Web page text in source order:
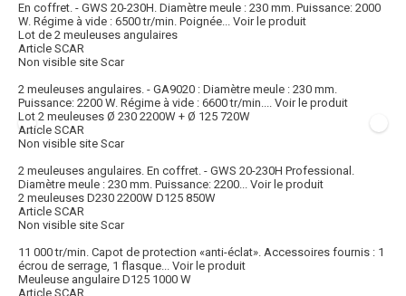
En coffret. - GWS 20-230H. Diamètre meule : 230 mm. Puissance: 2000
W. Régime à vide : 6500 tr/min. Poignée... Voir le produit
Lot de 2 meuleuses angulaires
Article SCAR
Non visible site Scar
2 meuleuses angulaires. - GA9020 : Diamètre meule : 230 mm.
Puissance: 2200 W. Régime à vide : 6600 tr/min.... Voir le produit
Lot 2 meuleuses Ø 230 2200W + Ø 125 720W
Article SCAR
Non visible site Scar
2 meuleuses angulaires. En coffret. - GWS 20-230H Professional.
Diamètre meule : 230 mm. Puissance: 2200... Voir le produit
2 meuleuses D230 2200W D125 850W
Article SCAR
Non visible site Scar
11 000 tr/min. Capot de protection «anti-éclat». Accessoires fournis : 1
écrou de serrage, 1 flasque... Voir le produit
Meuleuse angulaire D125 1000 W
Article SCAR